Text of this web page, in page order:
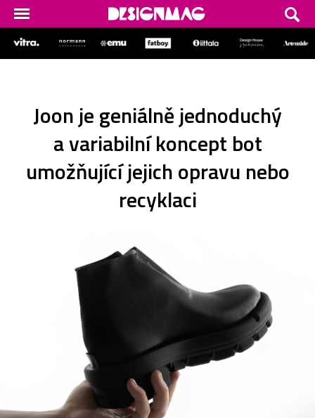
Joon je geniálně jednoduchý
a variabilní koncept bot
umožňující jejich opravu nebo
recyklaci